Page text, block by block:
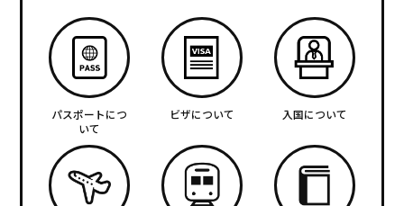
パスポートにつ
いて
ビザについて 入国について